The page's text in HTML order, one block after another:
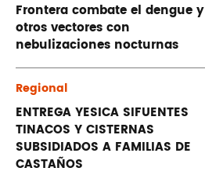
Frontera combate el dengue y
otros vectores con
nebulizaciones nocturnas
Regional
ENTREGA YESICA SIFUENTES
TINACOS Y CISTERNAS
SUBSIDIADOS A FAMILIAS DE
CASTAÑOS